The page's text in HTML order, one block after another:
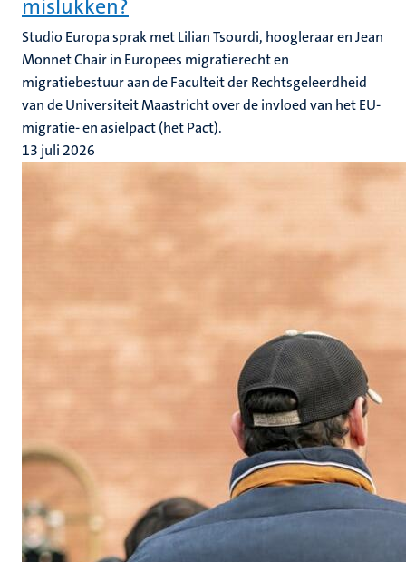
mislukken?
Studio Europa sprak met Lilian Tsourdi, hoogleraar en Jean
Monnet Chair in Europees migratierecht en
migratiebestuur aan de Faculteit der Rechtsgeleerdheid
van de Universiteit Maastricht over de invloed van het EU-
migratie- en asielpact (het Pact).
13 juli 2026